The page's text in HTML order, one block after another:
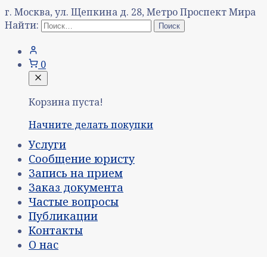
г. Москва, ул. Щепкина д. 28, Метро Проспект Мира
Найти:
0
Корзина пуста!
Начните делать покупки
Услуги
Сообщение юристу
Запись на прием
Заказ документа
Частые вопросы
Публикации
Контакты
О нас